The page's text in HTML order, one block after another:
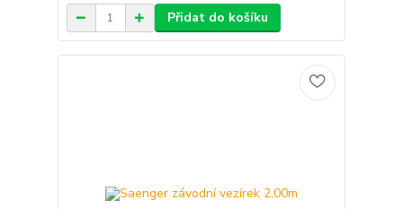
Přidat do košíku